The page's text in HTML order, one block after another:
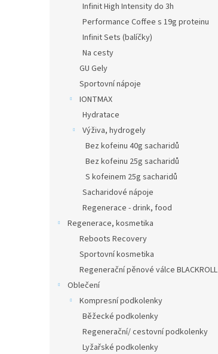
Infinit High Intensity do 3h
Performance Coffee s 19g proteinu
Infinit Sets (balíčky)
Na cesty
GU Gely
Sportovní nápoje
IONTMAX
Hydratace
Výživa, hydrogely
Bez kofeinu 40g sacharidů
Bez kofeinu 25g sacharidů
S kofeinem 25g sacharidů
Sacharidové nápoje
Regenerace - drink, food
Regenerace, kosmetika
Reboots Recovery
Sportovní kosmetika
Regenerační pěnové válce BLACKROLL
Oblečení
Kompresní podkolenky
Běžecké podkolenky
Regenerační/ cestovní podkolenky
Lyžařské podkolenky